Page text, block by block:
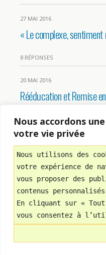
Nous accordons
votre vie privée
Nous utilisons des
votre expérience de
vous proposer des
contenus
En cliquant sur «
vous consentez à
27 MAI 2016
« Le complexe,
8 RÉPONSES
20 MAI 2016
Rééducation et Remise
14 RÉPONSES
11 MAI 2016
« Pourquoi, est-il essentiel
20 RÉPONSES
Charger Des Entrées